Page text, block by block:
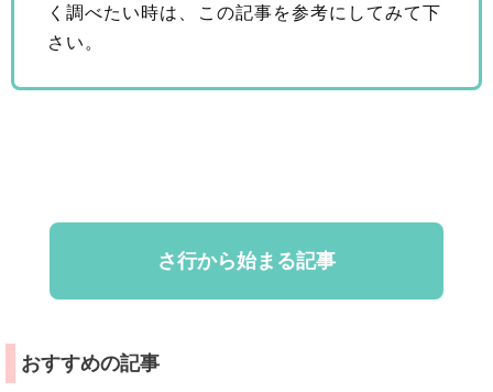
く調べたい時は、この記事を参考にしてみて下
さい。
さ行から始まる記事
おすすめの記事